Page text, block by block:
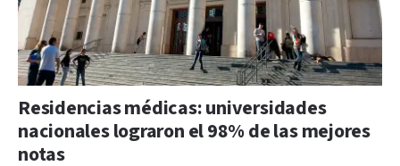
Residencias médicas: universidades
nacionales lograron el 98% de las mejores
notas